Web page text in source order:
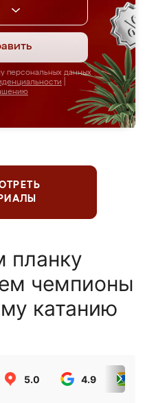
персональных данных
чемпионы
катанию
5.0 4.9